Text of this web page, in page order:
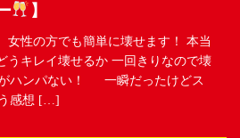
】
性の方でも簡単に壊せます！ 本当
うキレイ壊せるか 一回きりなので壊
ハンパない！ 一瞬だったけどス
感想 […]